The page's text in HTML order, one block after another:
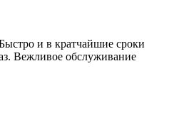
и в кратчайшие сроки
Вежливое обслуживание